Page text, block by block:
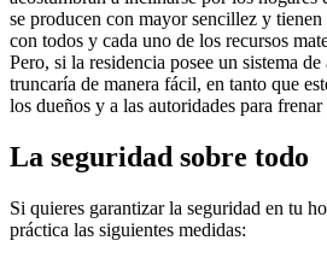
se producen con mayor sencillez y
con todos y cada uno de los recursos
Pero, si la residencia posee un sistema de
truncaría de manera fácil, en tanto que
los dueños y a las autoridades para
La seguridad sobre todo
Si quieres garantizar la seguridad en tu
práctica las siguientes medidas: